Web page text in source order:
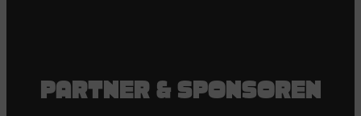
PARTNER & SPONSOREN